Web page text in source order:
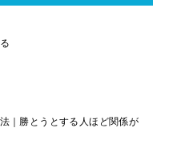
｜勝とうとする人ほど関係が